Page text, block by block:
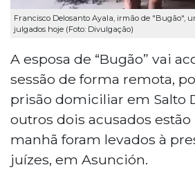
Francisco Delosanto Ayala, irmão de "Bugão",
julgados hoje (Foto: Divulgação)
A esposa de “Bugão” vai
sessão de forma remota,
prisão domiciliar em Salto
outros dois acusados estão
manhã foram levados à
juízes, em Asunción.